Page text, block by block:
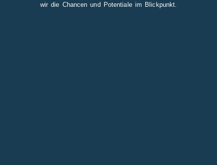
wir die Chancen und Potentiale im Blickpunkt.